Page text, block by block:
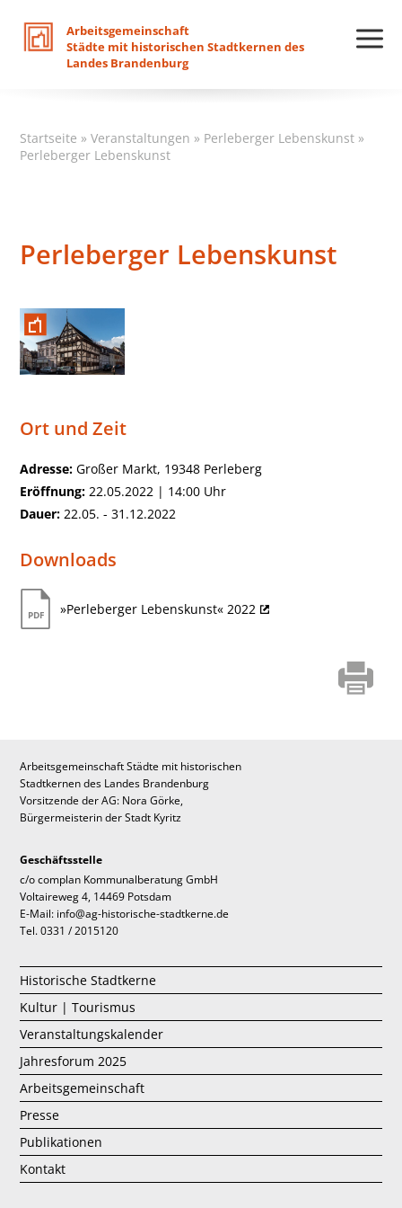
Arbeitsgemeinschaft
Städte mit historischen Stadtkernen des
Landes Brandenburg
Startseite »Veranstaltungen » Perleberger Lebenskunst »
Perleberger Lebenskunst
Perleberger Lebenskunst
Ort und Zeit
Adresse: Großer Markt, 19348 Perleberg
Eröffnung: 22.05.2022 | 14:00 Uhr
Dauer: 22.05. - 31.12.2022
Downloads
»Perleberger Lebenskunst« 2022
Arbeitsgemeinschaft Städte mit historischen
Stadtkernen des Landes Brandenburg
Vorsitzende der AG: Nora Görke,
Bürgermeisterin der Stadt Kyritz
Geschäftsstelle
c/o complan Kommunalberatung GmbH
Voltaireweg 4, 14469 Potsdam
E-Mail: info@ag-historische-stadtkerne.de
Tel. 0331 / 2015120
Historische Stadtkerne
Kultur | Tourismus
Veranstaltungskalender
Jahresforum 2025
Arbeitsgemeinschaft
Presse
Publikationen
Kontakt